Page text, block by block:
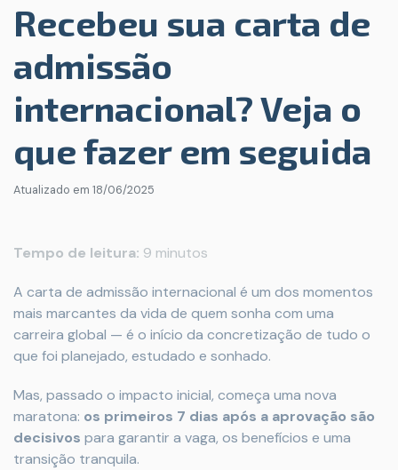
Recebeu sua carta de
admissão
internacional? Veja o
que fazer em seguida
Atualizado em 18/06/2025
Tempo de leitura: 9 minutos
A carta de admissão internacional é um dos momentos
mais marcantes da vida de quem sonha com uma
carreira global — é o início da concretização de tudo o
que foi planejado, estudado e sonhado.
Mas, passado o impacto inicial, começa uma nova
maratona: os primeiros 7 dias após a aprovação são
decisivos para garantir a vaga, os benefícios e uma
transição tranquila.